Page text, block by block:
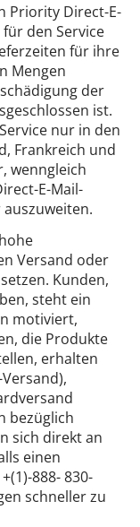
Priority Direct-E-
den Service
für ihre
Mengen
der
ist.
nur in den
Frankreich und
wenngleich
E-Mail-
Versand oder
Kunden,
steht ein
motiviert,
die Produkte
erhalten
bezüglich
sich direkt an
einen
888- 830-
schneller zu